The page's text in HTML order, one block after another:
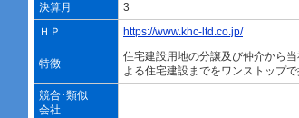
決算月
3
ＨＰ
https://www.khc-ltd.co.jp/
特徴
住宅建設用地の分譲及び仲介から
よる住宅建設までをワンストップ
競合･類似
会社